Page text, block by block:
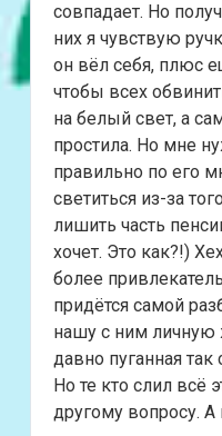
совпадает. Но
них я чувствую
он вёл себя, плюс
чтобы всех
на белый свет, а
простила. Но мне
правильно по его
светиться из-за
лишить часть
хочет. Это как?!)
более
придётся самой
нашу с ним личную
давно пуганная
Но те кто слил всё
другому вопросу.